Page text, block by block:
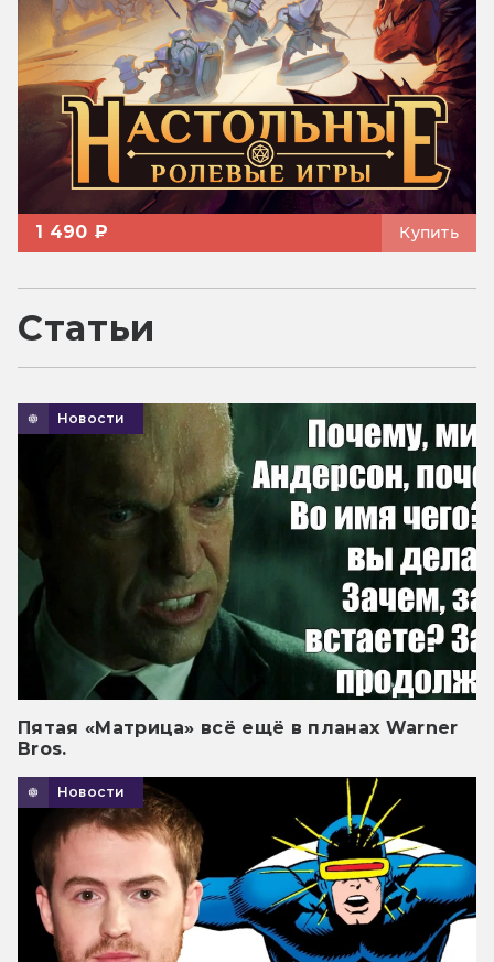
1 490 ₽ Купить
Статьи
Новости
Пятая «Матрица» всё ещё в планах Warner
Bros.
Новости